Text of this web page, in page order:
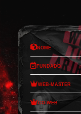
Nome
Fundado
Web-Master
Co-Web